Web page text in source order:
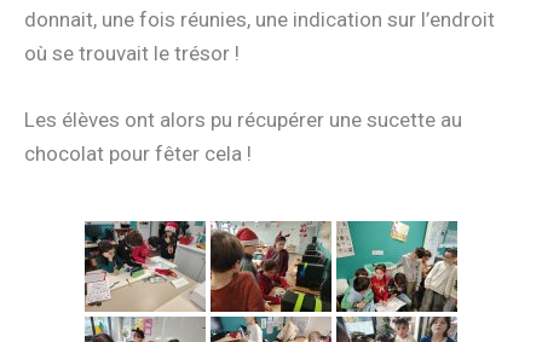
donnait, une fois réunies, une indication sur l’endroit
où se trouvait le trésor !
Les élèves ont alors pu récupérer une sucette au
chocolat pour fêter cela !